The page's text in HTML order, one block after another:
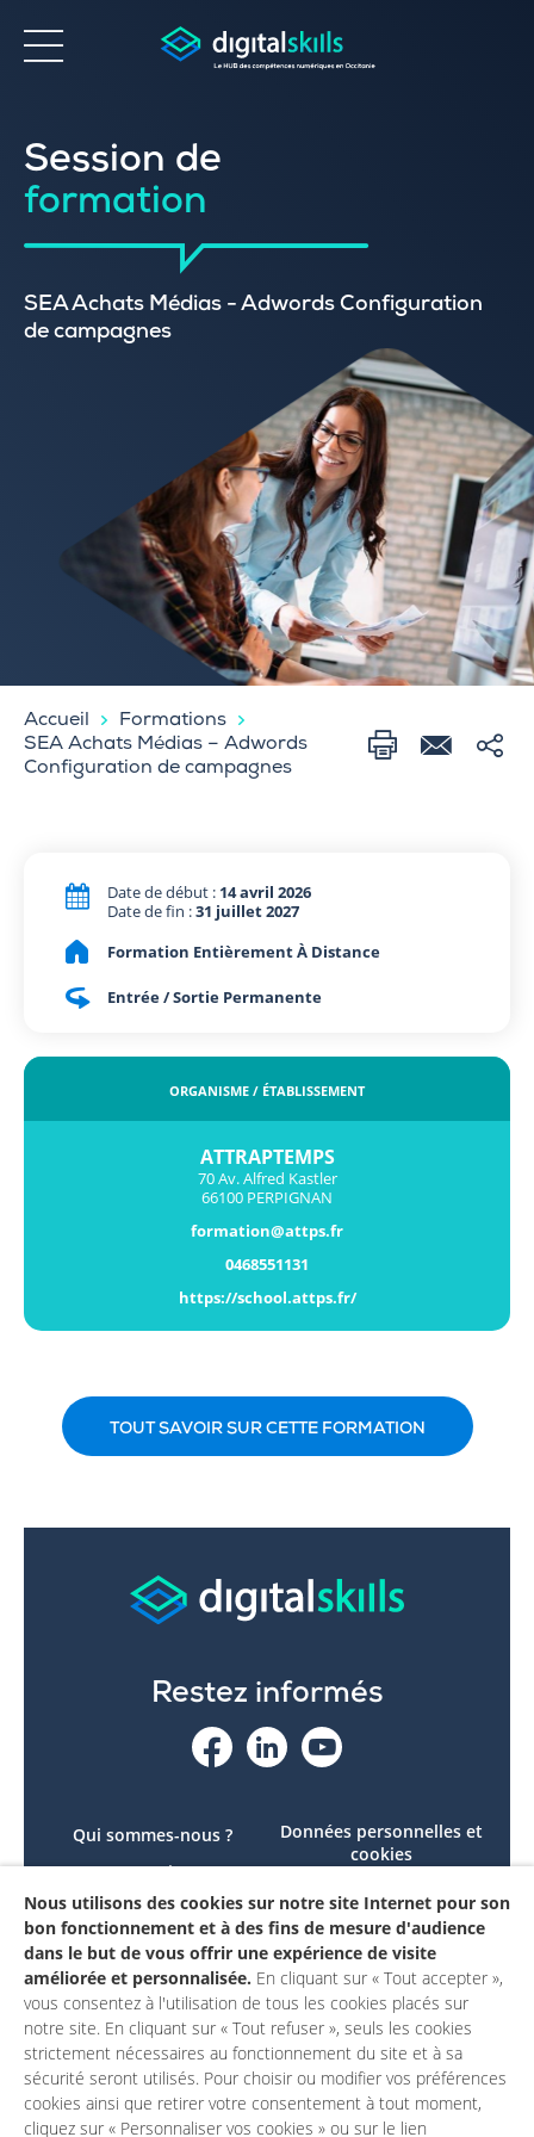
Accessibilité
Session de
formation
SEA Achats Médias - Adwords Configuration
de campagnes
Accueil
Formations
SEA Achats Médias – Adwords
Configuration de campagnes
Date de début : 14 avril 2026
Date de fin :31 juillet 2027
Formation Entièrement À Distance
Entrée / Sortie Permanente
ORGANISME / ÉTABLISSEMENT
ATTRAPTEMPS
70 Av. Alfred Kastler
66100 PERPIGNAN
formation@attps.fr
0468551131
https://school.attps.fr/
TOUT SAVOIR SUR CETTE FORMATION
Restez informés
Qui sommes-nous ?
Le projet
Contactez-nous
Mon compte
Données personnelles et
cookies
conforme
Mentions légales
Nous utilisons des cookies sur notre site Internet pour son
bon fonctionnement et à des fins de mesure d'audience
dans le but de vous offrir une expérience de visite
améliorée et personnalisée. En cliquant sur « Tout accepter »,
vous consentez à l'utilisation de tous les cookies placés sur
notre site. En cliquant sur « Tout refuser », seuls les cookies
strictement nécessaires au fonctionnement du site et à sa
sécurité seront utilisés. Pour choisir ou modifier vos préférences
cookies ainsi que retirer votre consentement à tout moment,
cliquez sur « Personnaliser vos cookies » ou sur le lien